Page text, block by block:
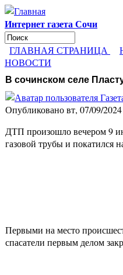
Перейти к основному
Интернет газета Сочи
Форма поиска
Поиск
ГЛАВНАЯ СТРАНИЦА
НОВОСТИ
В сочинском селе
Опубликовано вт, 07/09/
ДТП произошло вечером 9
газовой трубы и покатился
Первыми на место
спасатели первым делом